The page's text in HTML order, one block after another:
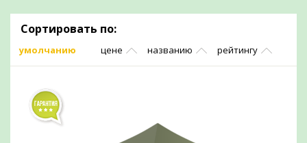
Сортировать по:
умолчанию цене названию рейтингу